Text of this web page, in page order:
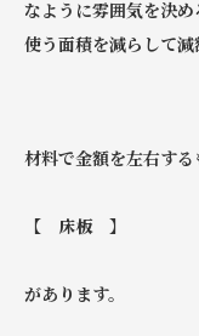
なように雰囲気を決め
使う面積を減らして減
材料で金額を左右する
【 床板 】
があります。